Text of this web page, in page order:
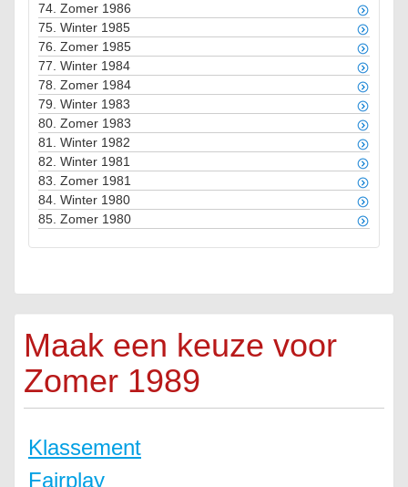
74. Zomer 1986
75. Winter 1985
76. Zomer 1985
77. Winter 1984
78. Zomer 1984
79. Winter 1983
80. Zomer 1983
81. Winter 1982
82. Winter 1981
83. Zomer 1981
84. Winter 1980
85. Zomer 1980
Maak een keuze voor
Zomer 1989
Klassement
Fairplay